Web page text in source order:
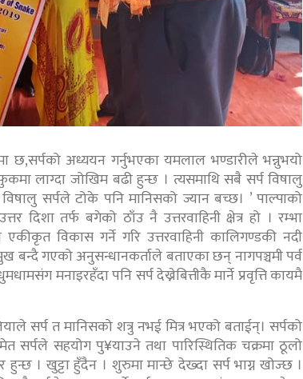
छ,सर्पको अध्ययन गर्नुभएका यमलाल भण्डारीले भन्नुभयो
लाग्दा जोखिम बढी हुन्छ । त्यसमाथि सबै सर्प विषालु
सर्पले टोके पनि मानिसको ज्यान बच्छ। ’ पाल्पाको
तर्फ बगेको ठाँउ नै उत्तरवाहिनी क्षेत्र हो । रम्भा
विकास गर्ने गरि उत्तरवाहिनी कालिगण्डकी नदी
बन्दै गएको अनुसन्धानकर्ताले बताएका छन् नागपञ्चमी पर्व
मनाइरहँदा पनि सर्प देख्नेबित्तीकै मार्ने प्रवृत्ति कायमै
सर्प त मानिसको शत्रु नभई मित्र भएको बताईन्। सर्पको
सर्पले सहयोग पु¥याउने तथा पारिस्थितिक चक्रमा ठूलो
हुन्छ । खुट्टा हुँदैन । शुरुमा मान्छे देख्दा सर्प भाग्न खोज्छ ।